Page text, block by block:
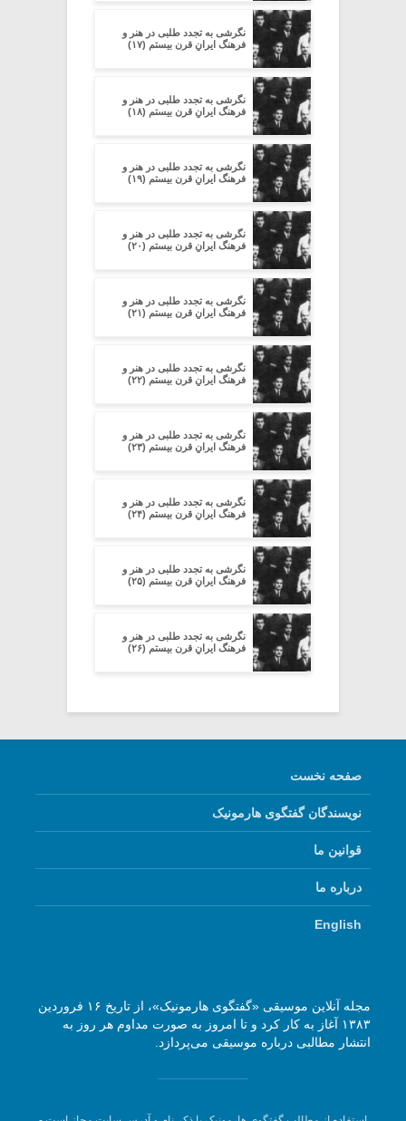
نگرشی به تجدد طلبی در هنر و
فرهنگ ایرانِ قرن بیستم (۱۷)
نگرشی به تجدد طلبی در هنر و
فرهنگ ایرانِ قرن بیستم (۱۸)
نگرشی به تجدد طلبی در هنر و
فرهنگ ایرانِ قرن بیستم (۱۹)
نگرشی به تجدد طلبی در هنر و
فرهنگ ایرانِ قرن بیستم (۲۰)
نگرشی به تجدد طلبی در هنر و
فرهنگ ایرانِ قرن بیستم (۲۱)
نگرشی به تجدد طلبی در هنر و
فرهنگ ایرانِ قرن بیستم (۲۲)
نگرشی به تجدد طلبی در هنر و
فرهنگ ایرانِ قرن بیستم (۲۳)
نگرشی به تجدد طلبی در هنر و
فرهنگ ایرانِ قرن بیستم (۲۴)
نگرشی به تجدد طلبی در هنر و
فرهنگ ایرانِ قرن بیستم (۲۵)
نگرشی به تجدد طلبی در هنر و
فرهنگ ایرانِ قرن بیستم (۲۶)
صفحه نخست
نویسندگان گفتگوی هارمونیک
قوانین ما
درباره ما
English
مجله آنلاین موسیقی «گفتگوی هارمونیک»، از تاریخ ۱۶ فروردین
۱۳۸۳ آغاز به کار کرد و تا امروز به صورت مداوم هر روز به
انتشار مطالبی درباره موسیقی می‌پردازد.